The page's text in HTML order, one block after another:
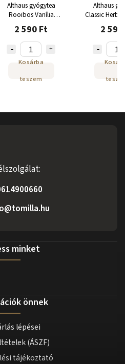
Althaus gyógytea
Rooibos Vanília
karamell 15x2,75g
2 590 Ft
Kosárba
teszem
Althaus
Classic Herbs
2
minket
önnek
lépései
(ÁSZF)
tájékoztató